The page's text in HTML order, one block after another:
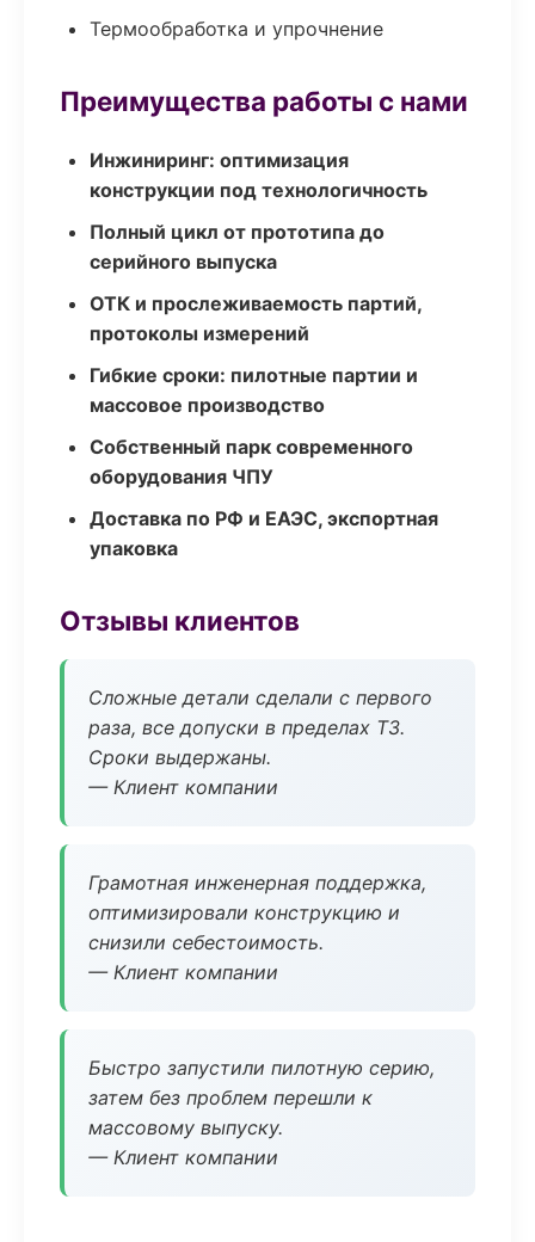
Термообработка и упрочнение
Преимущества работы с нами
Инжиниринг: оптимизация
конструкции под технологичность
Полный цикл от прототипа до
серийного выпуска
ОТК и прослеживаемость партий,
протоколы измерений
Гибкие сроки: пилотные партии и
массовое производство
Собственный парк современного
оборудования ЧПУ
Доставка по РФ и ЕАЭС, экспортная
упаковка
Отзывы клиентов
Сложные детали сделали с первого
раза, все допуски в пределах ТЗ.
Сроки выдержаны.
— Клиент компании
Грамотная инженерная поддержка,
оптимизировали конструкцию и
снизили себестоимость.
— Клиент компании
Быстро запустили пилотную серию,
затем без проблем перешли к
массовому выпуску.
— Клиент компании